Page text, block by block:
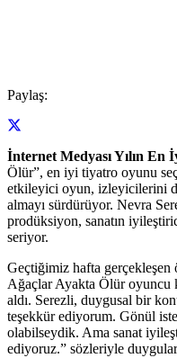
Paylaş:
İnternet Medyası Yılın En
Ölür”, en iyi tiyatro oyunu
etkileyici oyun, izleyicilerini
almayı sürdürüyor. Nevra
prodüksiyon, sanatın
seriyor.
Geçtiğimiz hafta
Ağaçlar Ayakta Ölür oyuncu
aldı. Serezli, duygusal bir
teşekkür ediyorum. Gönül
olabilseydik. Ama sanat
ediyoruz.” sözleriyle